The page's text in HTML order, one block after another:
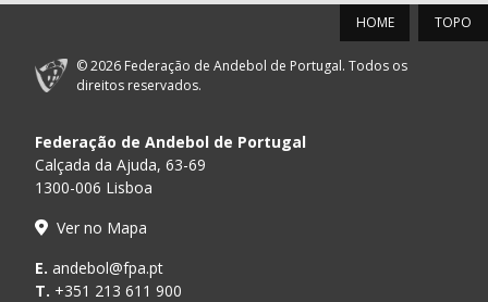
TOPO
HOME
© 2026 Federação de Andebol de Portugal. Todos os
direitos reservados.
Federação de Andebol de Portugal
Calçada da Ajuda, 63-69
1300-006 Lisboa
Ver no Mapa
E. andebol@fpa.pt
T. +351 213 611 900